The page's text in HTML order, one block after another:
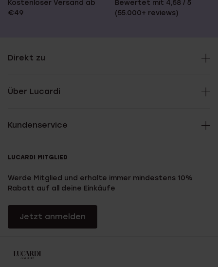
Kostenloser Versand ab
€49
Bewertet mit 4,58 / 5
(55.000+ reviews)
Direkt zu
Über Lucardi
Kundenservice
LUCARDI MITGLIED
Werde Mitglied und erhalte immer mindestens 10%
Rabatt auf all deine Einkäufe
Jetzt anmelden